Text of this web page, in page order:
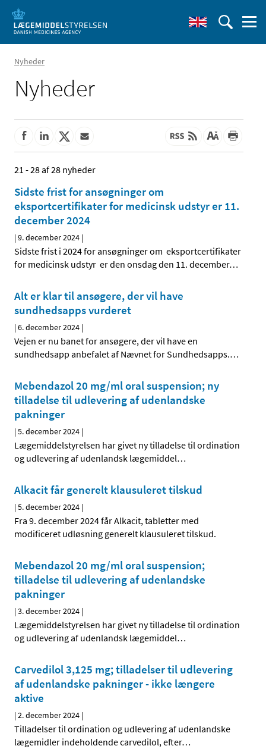
Nyheder
Nyheder
21 - 28 af 28 nyheder
Sidste frist for ansøgninger om
eksportcertifikater for medicinsk udstyr er 11.
december 2024
|9. december 2024 |
Sidste frist i 2024 for ansøgninger om eksportcertifikater
for medicinsk udstyr er den onsdag den 11. december…
Alt er klar til ansøgere, der vil have
sundhedsapps vurderet
|6. december 2024 |
Vejen er nu banet for ansøgere, der vil have en
sundhedsapp anbefalet af Nævnet for Sundhedsapps.…
Mebendazol 20 mg/ml oral suspension; ny
tilladelse til udlevering af udenlandske
pakninger
|5. december 2024 |
Lægemiddelstyrelsen har givet ny tilladelse til ordination
og udlevering af udenlandsk lægemiddel…
Alkacit får generelt klausuleret tilskud
|5. december 2024 |
Fra 9. december 2024 får Alkacit, tabletter med
modificeret udløsning generelt klausuleret tilskud.
Mebendazol 20 mg/ml oral suspension;
tilladelse til udlevering af udenlandske
pakninger
|3. december 2024 |
Lægemiddelstyrelsen har givet ny tilladelse til ordination
og udlevering af udenlandsk lægemiddel…
Carvedilol 3,125 mg; tilladelser til udlevering
af udenlandske pakninger - ikke længere
aktive
|2. december 2024 |
Tilladelser til ordination og udlevering af udenlandske
lægemidler indeholdende carvedilol, efter…